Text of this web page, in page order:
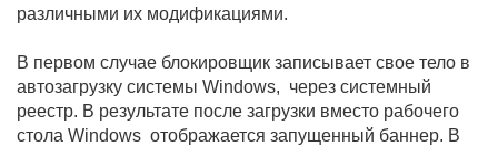
различными их модификациями.
В первом случае блокировщик записывает свое тело в
автозагрузку системы Windows, через системный
реестр. В результате после загрузки вместо рабочего
стола Windows отображается запущенный баннер. В